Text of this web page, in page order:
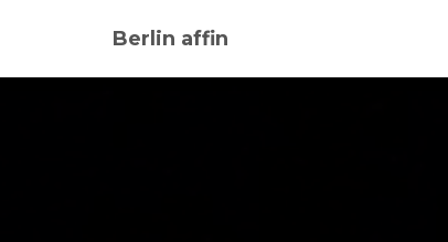
Berlin affin